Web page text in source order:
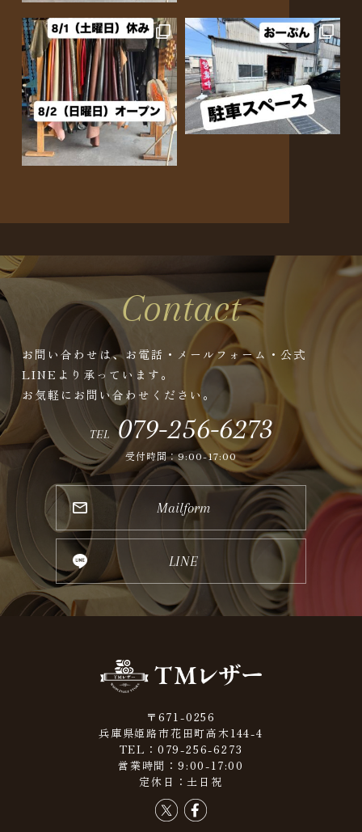
Contact
お問い合わせは、お電話・メールフォーム・公式
LINEより承っています。
お気軽にお問い合わせください。
TEL079-256-6273
受付時間：9:00-17:00
Mailform
LINE
〒671-0256
兵庫県姫路市花田町高木144-4
TEL：079-256-6273
営業時間：9:00-17:00
定休日：土日祝